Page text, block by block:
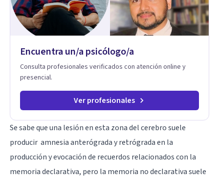
fortalecer sus recursos personales, desarrollar nuevas
estrategias de afrontamiento y avanzar con mayor claridad,
resiliencia y bienestar. Creo profundamente en la
autoconciencia como un camino fundamental para la
auténtica y significativa.
Encuentra un/a psicólogo/a
Consulta profesionales verificados con atención online y
presencial.
Ver profesionales
Se sabe que una lesión en esta zona del cerebro suele
producir amnesia anterógrada y retrógradaen la
producción y evocación de recuerdos relacionados con la
memoria declarativa, pero la memoria no declarativa suele